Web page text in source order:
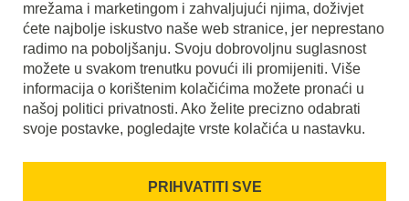
Nove usluge i njihova obnova
Informacije Informacije i plaćanja
Usluge se kupuju na određeno vremensko razdoblje
(razdoblje se odabire prilikom naručivanja novih usluga).
mrežama i marketingom i zahvaljujući njima, doživjet
ćete najbolje iskustvo naše web stranice, jer neprestano
radimo na poboljšanju. Svoju dobrovoljnu suglasnost
možete u svakom trenutku povući ili promijeniti. Više
informacija o korištenim kolačićima možete pronaći u
našoj politici privatnosti. Ako želite precizno odabrati
svoje postavke, pogledajte vrste kolačića u nastavku.
PRIHVATITI SVE